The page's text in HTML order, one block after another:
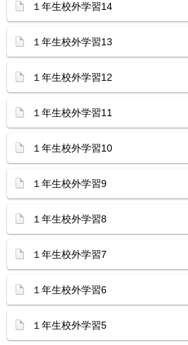
１年生校外学習14
１年生校外学習13
１年生校外学習12
１年生校外学習11
１年生校外学習10
１年生校外学習9
１年生校外学習8
１年生校外学習7
１年生校外学習6
１年生校外学習5